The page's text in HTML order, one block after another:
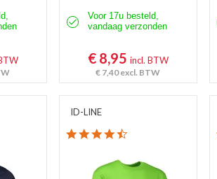
Voor 17u besteld,
vandaag verzonden
€ 8,95 incl. BTW
€ 7,40excl. BTW
ID-LINE